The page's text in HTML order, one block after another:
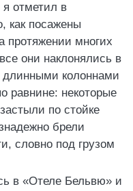
отметил в
как посажены
многих
они наклонялись в
длинными колоннами
равнине: некоторые
по стойке
брели
словно под грузом
в «Отеле Бельвю» и